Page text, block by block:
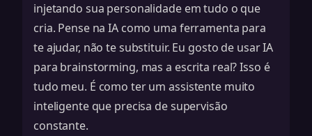
injetando sua personalidade em tudo o que
cria. Pense na IA como uma ferramenta para
te ajudar, não te substituir. Eu gosto de usar IA
para brainstorming, mas a escrita real? Isso é
tudo meu. É como ter um assistente muito
inteligente que precisa de supervisão
constante.